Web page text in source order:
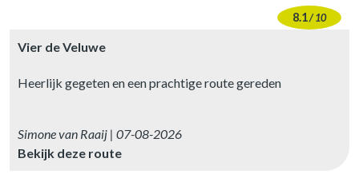
8.1/ 10
Vier de Veluwe
Heerlijk gegeten en een prachtige route gereden
Simone van Raaij | 07-08-2026
Bekijk deze route